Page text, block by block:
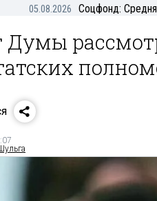
05.08.2026 Соцфонд:
Думы